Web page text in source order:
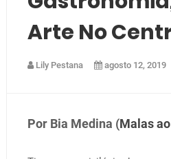
Arte No
Lily Pestana agosto 12, 2019
Por Bia Medina (Malas